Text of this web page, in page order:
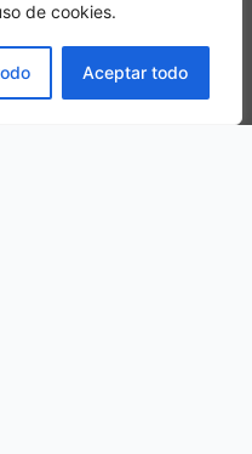
de cookies.
Aceptar todo
nella stessa stanza
PRENOTA